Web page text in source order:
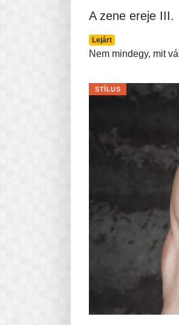
A zene ereje III.
Lejárt
Nem mindegy, mit
STÍLUS